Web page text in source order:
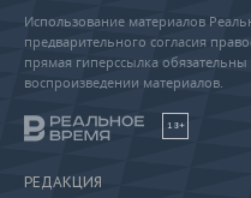
Использование материалов
предварительного согласия
прямая гиперссылка
воспроизведении материалов.
18+
РЕДАКЦИЯ